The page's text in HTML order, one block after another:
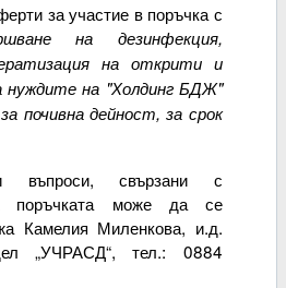
за участие в поръчка с
на дезинфекция,
на открити и
нуждите на "Холдинг БДЖ"
почивна дейност, за срок
въпроси, свързани с
поръчката може да се
Камелия Миленкова, и.д.
„УЧРАСД“, тел.: 0884